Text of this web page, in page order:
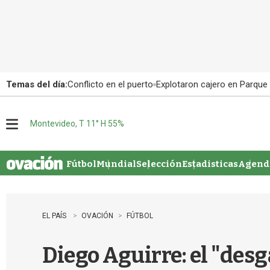
Temas del día:Conflicto en el puerto Explotaron cajero en
u
Montevideo, T 11° H 55%
FútbolMundialSelecciónEstadisticas
EL PAÍS OVACIÓN FÚTBOL
Diego Aguirre: el